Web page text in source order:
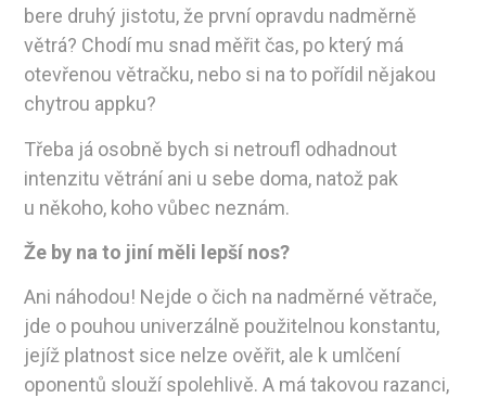
bere druhý jistotu, že první opravdu nadměrně
větrá? Chodí mu snad měřit čas, po který má
otevřenou větračku, nebo si na to pořídil nějakou
chytrou appku?
Třeba já osobně bych si netroufl odhadnout
intenzitu větrání ani u sebe doma, natož pak
u někoho, koho vůbec neznám.
Že by na to jiní měli lepší nos?
Ani náhodou! Nejde o čich na nadměrné větrače,
jde o pouhou univerzálně použitelnou konstantu,
jejíž platnost sice nelze ověřit, ale k umlčení
oponentů slouží spolehlivě. A má takovou razanci,